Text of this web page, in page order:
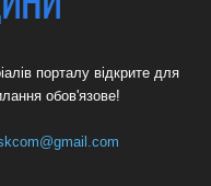
порталу відкрите для
обов'язове!